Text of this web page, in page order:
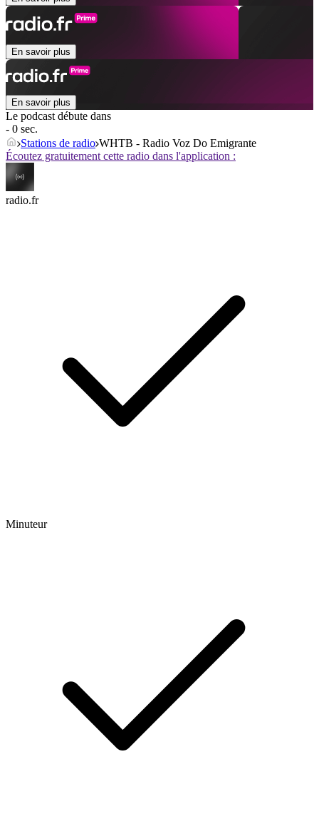
En savoir plus
En savoir plus
Le podcast débute dans
- 0 sec.
Stations de radio WHTB - Radio Voz Do Emigrante
Écoutez gratuitement cette radio dans l'application :
radio.fr
Minuteur